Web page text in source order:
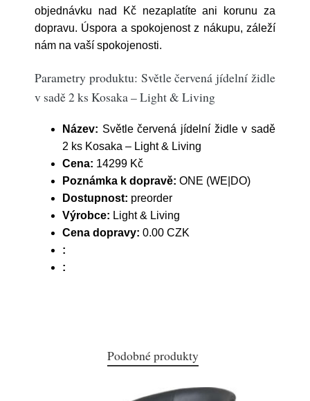
objednávku nad Kč nezaplatíte ani korunu za
dopravu. Úspora a spokojenost z nákupu, záleží
nám na vaší spokojenosti.
Parametry produktu: Světle červená jídelní židle
v sadě 2 ks Kosaka – Light & Living
Název: Světle červená jídelní židle v sadě
2 ks Kosaka – Light & Living
Cena: 14299 Kč
Poznámka k dopravě: ONE (WE|DO)
Dostupnost: preorder
Výrobce: Light & Living
Cena dopravy: 0.00 CZK
:
:
Podobné produkty